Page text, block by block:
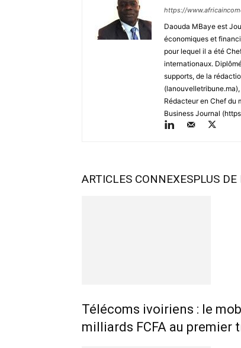
https://
Daouda MBaye est
économiques et
pour lequel il a été
internationaux.
supports, de la
Rédacteur en Chef du
Business Journal
ARTICLES CONNEXESPLUS
Télécoms ivoiriens : le
milliards FCFA au premier